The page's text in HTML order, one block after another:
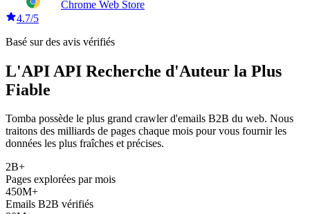
Chrome Web Store
4.7/5
Basé sur des avis vérifiés
L'API API Recherche d'Auteur la Plus
Fiable
Tomba possède le plus grand crawler d'emails B2B du web. Nous
traitons des milliards de pages chaque mois pour vous fournir les
données les plus fraîches et précises.
2B+
Pages explorées par mois
450M+
Emails B2B vérifiés